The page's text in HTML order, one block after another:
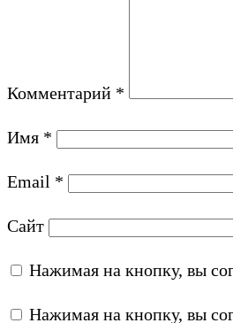
Комментарий *
Имя *
Email *
Сайт
Нажимая на кнопку, вы
Нажимая на кнопку, вы